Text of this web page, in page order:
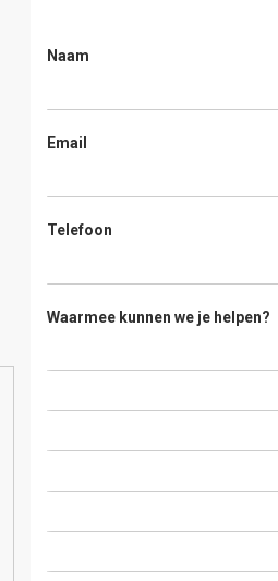
Naam
Email
Telefoon
Waarmee kunnen we je helpen?